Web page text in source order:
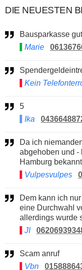
DIE NEUESTEN
Bausparkasse
Marie
Kein
5
Ika
Da ich niemanden aus Hamburg kenne, habe ich nicht
abgehoben und -
Hamburg
Vulpesvulpes
Dem kann ich nur Zustimmen. Hatte angeblich bereits
eine Durchwahl
allerdings wurde
JI
Scam anruf
Vbn